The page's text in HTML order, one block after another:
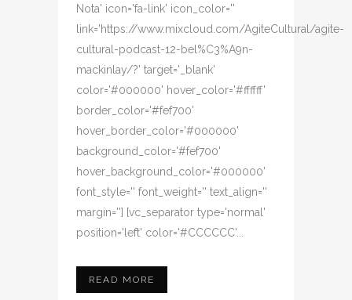
Nota' icon='fa-link' icon_color=''
link='https://www.mixcloud.com/AgiteCultural/agite-
cultural-podcast-12-bel%C3%A9n-
mackinlay/?' target='_blank'
color='#000000' hover_color='#ffffff'
border_color='#fef700'
hover_border_color='#000000'
background_color='#fef700'
hover_background_color='#000000'
font_style='' font_weight='' text_align=''
margin=''] [vc_separator type='normal'
position='left' color='#CCCCCC'...
READ MORE